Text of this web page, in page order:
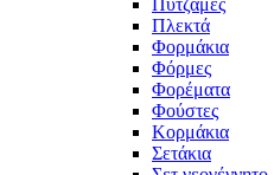
Πυτζάμες
Πλεκτά
Φορμάκια
Φόρμες
Φορέματα
Φούστες
Κορμάκια
Σετάκια